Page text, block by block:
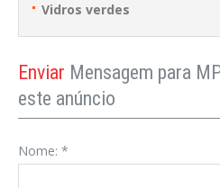
Vidros verdes
Enviar Mensagem para
este anúncio
Nome: *